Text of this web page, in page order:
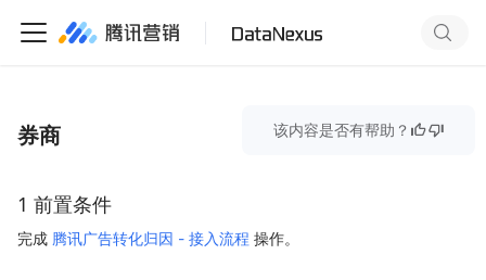
该内容是否有帮助？
券商
1 前置条件
完成 腾讯广告转化归因 - 接入流程 操作。